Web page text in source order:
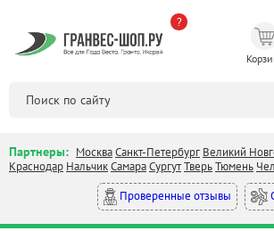
?
Партнеры: МоскваСанкт-Петербург Великий
Краснодар НальчикСамараСургутТверьТюмень
Проверенные отзывы